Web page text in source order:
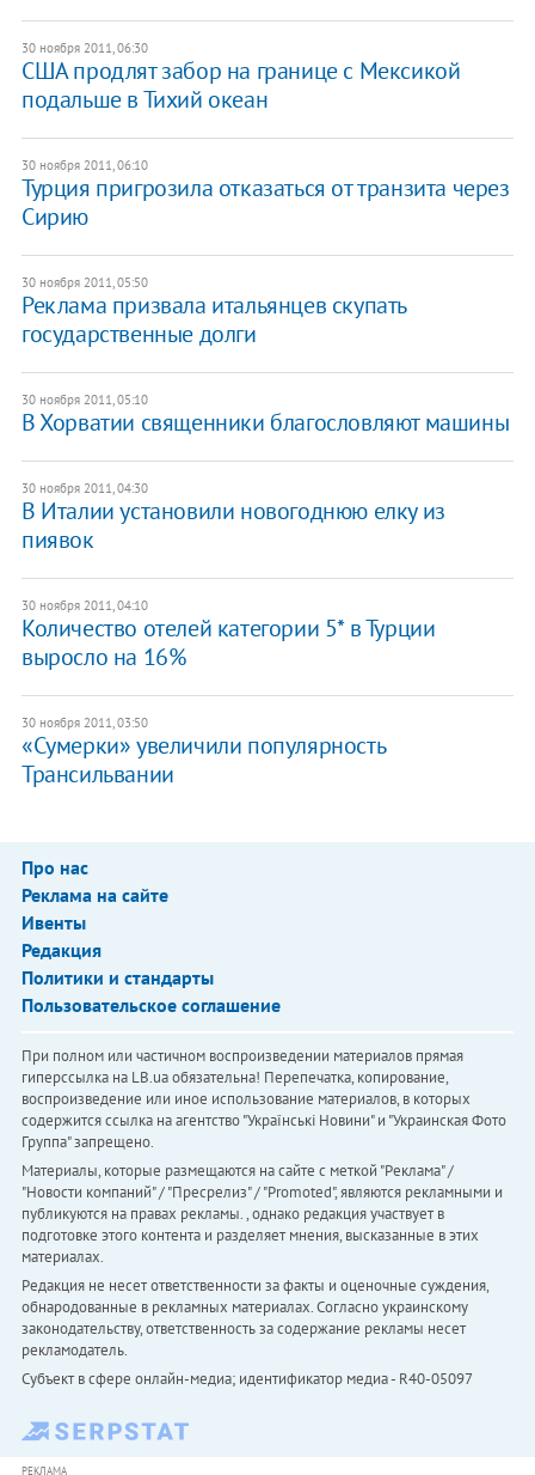
30 ноября 2011, 06:30
США продлят забор на границе с Мексикой
подальше в Тихий океан
30 ноября 2011, 06:10
Турция пригрозила отказаться от транзита через
Сирию
30 ноября 2011, 05:50
Реклама призвала итальянцев скупать
государственные долги
30 ноября 2011, 05:10
В Хорватии священники благословляют машины
30 ноября 2011, 04:30
В Италии установили новогоднюю елку из
пиявок
30 ноября 2011, 04:10
Количество отелей категории 5* в Турции
выросло на 16%
30 ноября 2011, 03:50
«Сумерки» увеличили популярность
Трансильвании
Про нас
Реклама на сайте
Ивенты
Редакция
Политики и стандарты
Пользовательское соглашение
При полном или частичном воспроизведении материалов прямая
гиперссылка на LB.ua обязательна! Перепечатка, копирование,
воспроизведение или иное использование материалов, в которых
содержится ссылка на агентство "Українськi Новини" и "Украинская Фото
Группа" запрещено.
Материалы, которые размещаются на сайте с меткой "Реклама" /
"Новости компаний" / "Пресрелиз" / "Promoted", являются рекламными и
публикуются на правах рекламы. , однако редакция участвует в
подготовке этого контента и разделяет мнения, высказанные в этих
материалах.
Редакция не несет ответственности за факты и оценочные суждения,
обнародованные в рекламных материалах. Согласно украинскому
законодательству, ответственность за содержание рекламы несет
рекламодатель.
Субъект в сфере онлайн-медиа; идентификатор медиа - R40-05097
РЕКЛАМА